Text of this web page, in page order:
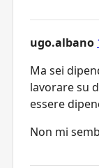
ugo.albano
Ma sei
lavorare su
essere
Non mi